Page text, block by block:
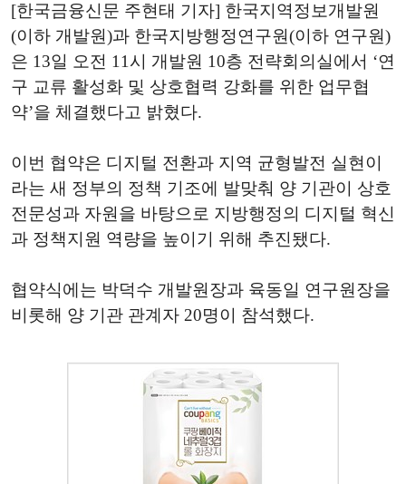
[한국금융신문 주현태 기자] 한국지역정보개발원
(이하 개발원)과 한국지방행정연구원(이하 연구원)
은 13일 오전 11시 개발원 10층 전략회의실에서 ‘연
구 교류 활성화 및 상호협력 강화를 위한 업무협
약’을 체결했다고 밝혔다.
이번 협약은 디지털 전환과 지역 균형발전 실현이
라는 새 정부의 정책 기조에 발맞춰 양 기관이 상호
전문성과 자원을 바탕으로 지방행정의 디지털 혁신
과 정책지원 역량을 높이기 위해 추진됐다.
협약식에는 박덕수 개발원장과 육동일 연구원장을
비롯해 양 기관 관계자 20명이 참석했다.